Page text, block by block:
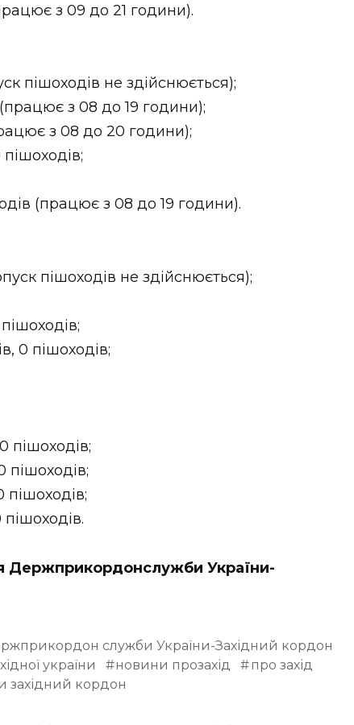
з 09 до 21 години).
пішоходів не здійснюється);
з 08 до 19 години);
з 08 до 20 години);
(працює з 08 до 19 години).
пішоходів не здійснюється);
0 пішоходів;
пішоходів;
пішоходів;
пішоходів;
Держприкордонслужби України-
служби України-Західний кордон
україни новини прозахід
про захід
західний кордон